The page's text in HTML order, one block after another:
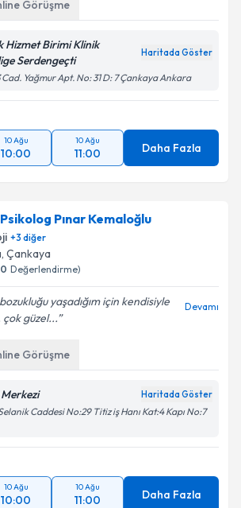
Görüşme
Hizmet Birimi Klinik
Serdengeçti
Haritada Göster
Cad. Yağmur Apt. No: 31 D: 7 Çankaya Ankara
10 Ağu
10:00
10 Ağu
11:00 Daha Fazla
Pınar Kemaloğlu
+3 diğer
, Çankaya
Değerlendirme)
yaşadığım için kendisiyle
çok güzel...
Devamı
Görüşme
Haritada Göster
Caddesi No:29 Titiz iş Hanı Kat:4 Kapı No:7
10 Ağu
10:00
10 Ağu
11:00 Daha Fazla